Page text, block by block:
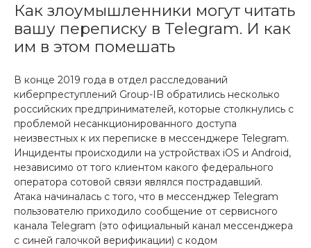
Как злоумышленники могут читать
вашу переписку в Telegram. И как
им в этом помешать
В конце 2019 года в отдел расследований
киберпреступлений Group-IB обратились несколько
российских предпринимателей, которые столкнулись с
проблемой несанкционированного доступа
неизвестных к их переписке в мессенджере Telegram.
Инциденты происходили на устройствах iOS и Android,
независимо от того клиентом какого федерального
оператора сотовой связи являлся пострадавший.
Атака начиналась с того, что в мессенджер Telegram
пользователю приходило сообщение от сервисного
канала Telegram (это официальный канал мессенджера
с синей галочкой верификации) с кодом